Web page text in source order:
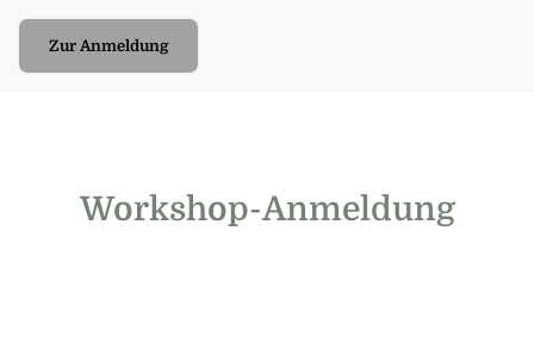
Zur Anmeldung
Workshop-Anmeldung